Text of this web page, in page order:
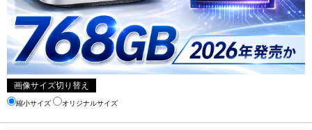
画像サイズ切り替え
縮小サイズ オリジナルサイズ